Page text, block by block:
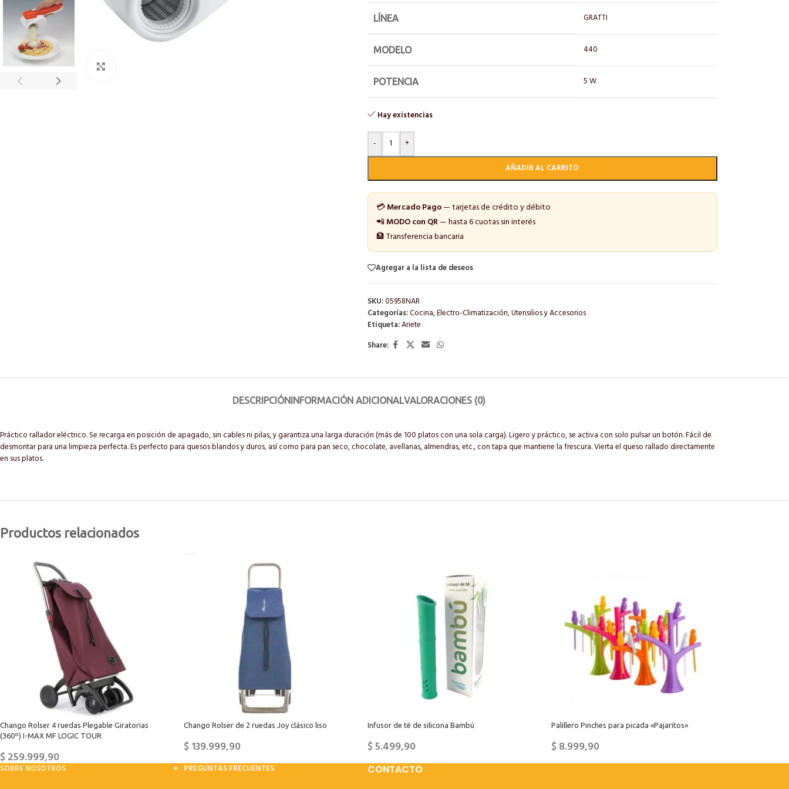
LÍNEA GRATTI
MODELO 440
POTENCIA 5 W
Hay existencias
-
+
AÑADIR AL CARRITO
💳Mercado Pago— tarjetas de crédito y débito
📲MODO con QR— hasta 6 cuotas sin interés
🏦 Transferencia bancaria
Agregar a la lista de deseos
SKU:05958NAR
Categorías:Cocina,Electro-Climatización,Utensilios y Accesorios
Etiqueta:Ariete
Share:
DESCRIPCIÓNINFORMACIÓN ADICIONALVALORACIONES (0)
Práctico rallador eléctrico. Se recarga en posición de apagado, sin cables ni pilas, y garantiza una larga duración (más de 100 platos con una sola carga). Ligero y práctico, se activa con solo pulsar un botón. Fácil de
desmontar para una limpieza perfecta. Es perfecto para quesos blandos y duros, así como para pan seco, chocolate, avellanas, almendras, etc., con tapa que mantiene la frescura. Vierta el queso rallado directamente
en sus platos.
Productos relacionados
Chango Rolser 4 ruedas Plegable Giratorias
(360º) I-MAX MF LOGIC TOUR
$259.999,90
Chango Rolser de 2 ruedas Joy clásico liso
$139.999,90
Infusor de té de silicona Bambú
$5.499,90
Palillero Pinches para picada «Pajaritos»
$8.999,90
SOBRE NOSOTROS PREGUNTAS FRECUENTES CONTACTO